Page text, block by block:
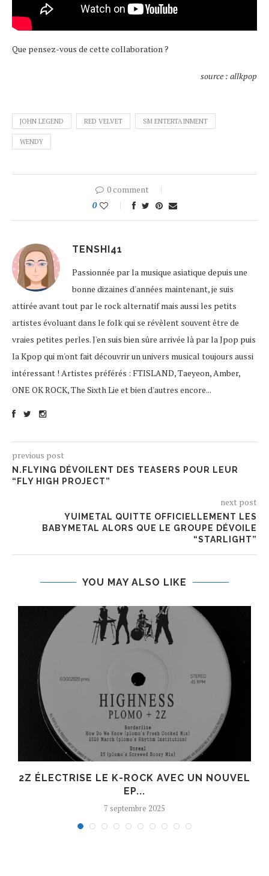
Que pensez-vous de cette collaboration ?
source : allkpop
JOHN LEGEND RED VELVET SM ENTERTAINMENT
WENDY
0 comment
0
TENSHI41
Passionnée par la musique asiatique depuis une
bonne dizaines d'années maintenant, je suis
attirée avant tout par le rock alternatif mais aussi les petits
artistes évoluant dans le folk qui se révèlent souvent être de
vraies petites perles. J'en suis bien sûre arrivée là par la Jpop puis
la Kpop qui m'ont fait découvrir un univers musical toujours aussi
intéressant ! Artistes préférés : FTISLAND, Taeyeon, Amber,
ONE OK ROCK, The Sixth Lie et bien d'autres encore...
previous post
N.FLYING DÉVOILENT DES TEASERS POUR LEUR
“FLY HIGH PROJECT”
next post
YUIMETAL QUITTE OFFICIELLEMENT LES
BABYMETAL ALORS QUE LE GROUPE DÉVOILE
“STARLIGHT”
YOU MAY ALSO LIKE
2Z ÉLECTRISE LE K-ROCK AVEC UN NOUVEL
EP...
7 septembre 2025